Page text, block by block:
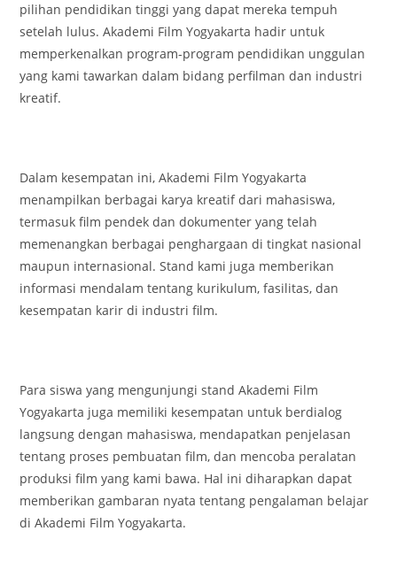
pilihan pendidikan tinggi yang dapat mereka tempuh
setelah lulus. Akademi Film Yogyakarta hadir untuk
memperkenalkan program-program pendidikan unggulan
yang kami tawarkan dalam bidang perfilman dan industri
kreatif.
Dalam kesempatan ini, Akademi Film Yogyakarta
menampilkan berbagai karya kreatif dari mahasiswa,
termasuk film pendek dan dokumenter yang telah
memenangkan berbagai penghargaan di tingkat nasional
maupun internasional. Stand kami juga memberikan
informasi mendalam tentang kurikulum, fasilitas, dan
kesempatan karir di industri film.
Para siswa yang mengunjungi stand Akademi Film
Yogyakarta juga memiliki kesempatan untuk berdialog
langsung dengan mahasiswa, mendapatkan penjelasan
tentang proses pembuatan film, dan mencoba peralatan
produksi film yang kami bawa. Hal ini diharapkan dapat
memberikan gambaran nyata tentang pengalaman belajar
di Akademi Film Yogyakarta.